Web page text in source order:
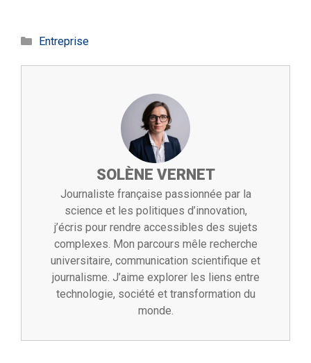
Catégories
Entreprise
SOLÈNE VERNET
Journaliste française passionnée par la
science et les politiques d’innovation,
j’écris pour rendre accessibles des sujets
complexes. Mon parcours mêle recherche
universitaire, communication scientifique et
journalisme. J’aime explorer les liens entre
technologie, société et transformation du
monde.